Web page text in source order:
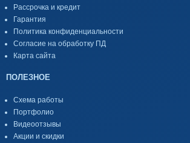
Рассрочка и кредит
Гарантия
Политика конфиденциальности
Согласие на обработку ПД
Карта сайта
ПОЛЕЗНОЕ
Схема работы
Портфолио
Видеоотзывы
Акции и скидки